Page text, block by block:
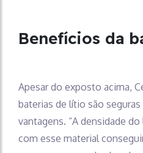
Benefícios da
Apesar do exposto acima,
baterias de lítio são
vantagens. “A densidade
com esse material